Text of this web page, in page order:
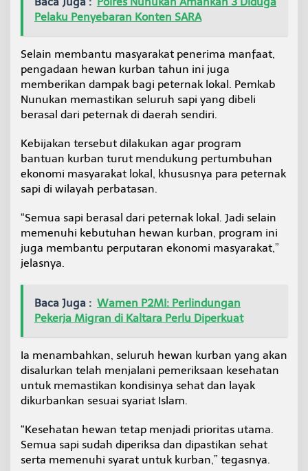
Pelaku Penyebaran Konten SARA
Selain membantu masyarakat penerima manfaat,
pengadaan hewan kurban tahun ini juga
memberikan dampak bagi peternak lokal. Pemkab
Nunukan memastikan seluruh sapi yang dibeli
berasal dari peternak di daerah sendiri.
Kebijakan tersebut dilakukan agar program
bantuan kurban turut mendukung pertumbuhan
ekonomi masyarakat lokal, khususnya para peternak
sapi di wilayah perbatasan.
“Semua sapi berasal dari peternak lokal. Jadi selain
memenuhi kebutuhan hewan kurban, program ini
juga membantu perputaran ekonomi masyarakat,”
jelasnya.
Baca Juga : Wamen P2MI: Perlindungan
Pekerja Migran di Kaltara Perlu Diperkuat
Ia menambahkan, seluruh hewan kurban yang akan
disalurkan telah menjalani pemeriksaan kesehatan
untuk memastikan kondisinya sehat dan layak
dikurbankan sesuai syariat Islam.
“Kesehatan hewan tetap menjadi prioritas utama.
Semua sapi sudah diperiksa dan dipastikan sehat
serta memenuhi syarat untuk kurban,” tegasnya.